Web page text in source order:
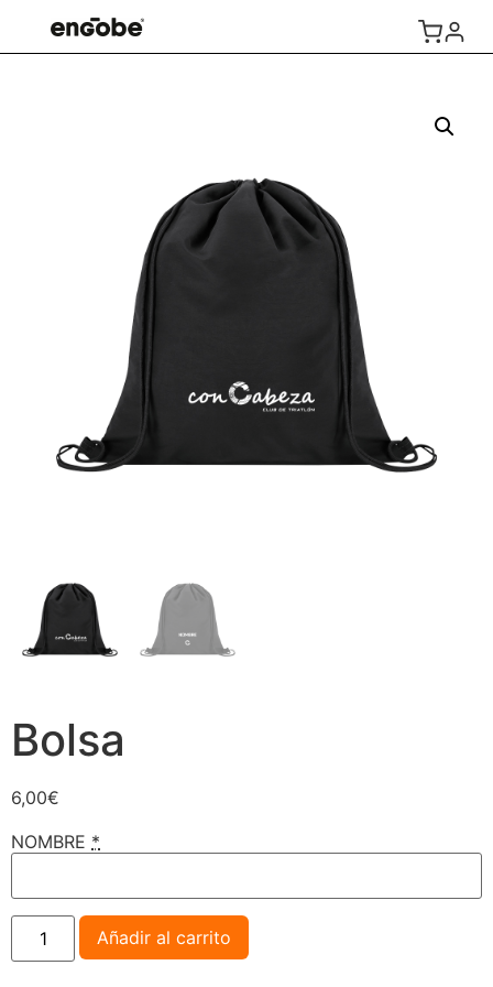
Bolsa
6,00€
NOMBRE *
Añadir al carrito